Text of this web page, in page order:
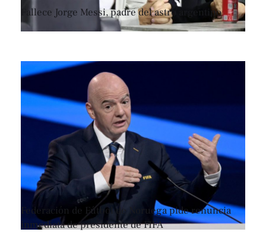
Fallece Jorge Messi, padre del astro argentino
Federación de Fútbol de Noruega pide renuncia
inmediata de presidente de FIFA